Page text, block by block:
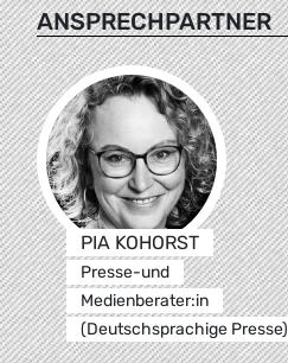
ANSPRECHPARTNER
PIA KOHORST
Presse-und
Medienberater:in
(Deutschsprachige Presse)